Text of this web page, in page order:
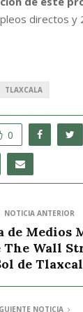
directos y
TLAXCALA
0
NOTICIA ANTERIOR
de Medios
The Wall
de
NOTICIA